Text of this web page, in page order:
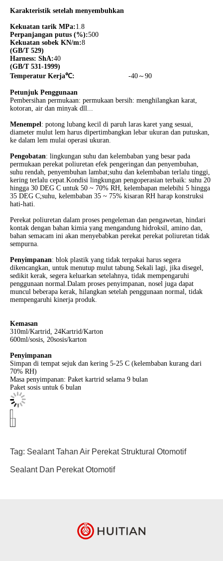
Karakteristik setelah menyembuhkan
Kekuatan tarik MPa:1.8
Perpanjangan putus (%):500
Kekuatan sobek KN/m:8
(GB/T 529)
Harness: ShA:40
(GB/T 531-1999)
Temperatur Kerja℃: -40～90
Petunjuk Penggunaan
Pembersihan permukaan: permukaan bersih: menghilangkan karat,
kotoran, air dan minyak dll...
Menempel: potong lubang kecil di paruh laras karet yang sesuai,
diameter mulut lem harus dipertimbangkan lebar ukuran dan putuskan,
ke dalam lem mulai operasi ukuran.
Pengobatan: lingkungan suhu dan kelembaban yang besar pada
permukaan perekat poliuretan efek pengeringan dan penyembuhan,
suhu rendah, penyembuhan lambat;suhu dan kelembaban terlalu tinggi,
kering terlalu cepat.Kondisi lingkungan pengoperasian terbaik: suhu 20
hingga 30 DEG C untuk 50 ~ 70% RH, kelembapan melebihi 5 hingga
35 DEG C;suhu, kelembaban 35 ~ 75% kisaran RH harap konstruksi
hati-hati.
Perekat poliuretan dalam proses pengeleman dan pengawetan, hindari
kontak dengan bahan kimia yang mengandung hidroksil, amino dan,
bahan semacam ini akan menyebabkan perekat perekat poliuretan tidak
sempurna.
Penyimpanan: blok plastik yang tidak terpakai harus segera
dikencangkan, untuk menutup mulut tabung.Sekali lagi, jika disegel,
sedikit kerak, segera keluarkan setelahnya, tidak mempengaruhi
penggunaan normal.Dalam proses penyimpanan, nosel juga dapat
muncul beberapa kerak, hilangkan setelah penggunaan normal, tidak
mempengaruhi kinerja produk.
Kemasan
310ml/Kartrid, 24Kartrid/Karton
600ml/sosis, 20sosis/karton
Penyimpanan
Simpan di tempat sejuk dan kering 5-25 C (kelembaban kurang dari
70% RH)
Masa penyimpanan: Paket kartrid selama 9 bulan
Paket sosis untuk 6 bulan
Tag: Sealant Tahan Air Perekat Struktural Otomotif
Sealant Dan Perekat Otomotif